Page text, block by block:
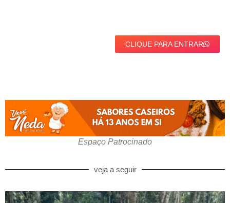
CLIQUE PARA ENTRAR
Espaço Patrocinado
veja a seguir